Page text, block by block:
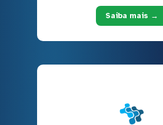
Saiba mais →